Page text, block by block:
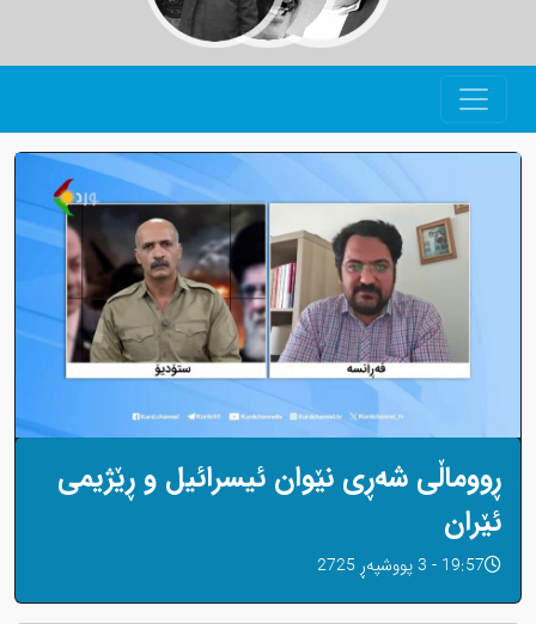
ڕووماڵی شەڕی نێوان ئیسرائیل و ڕێژیمی
ئێران
19:57 - 3 پووشپەڕ 2725